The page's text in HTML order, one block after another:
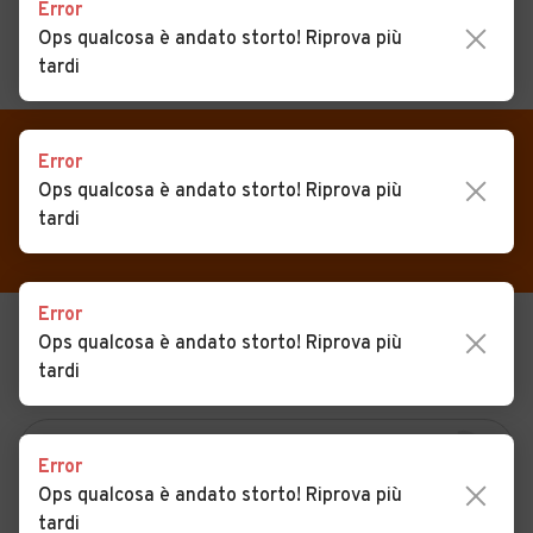
CERCA
Auto
Auto usate
Auto Km 0
Noleggio a lungo termine
Camper
VENDI
MAGAZINE
ACCEDI
Auto usate in vendita
USATO
NUOVO
Error
Ops qualcosa è andato storto! Riprova più
tardi
Error
Ops qualcosa è andato storto! Riprova più
tardi
Error
Ops qualcosa è andato storto! Riprova più
tardi
Error
Ops qualcosa è andato storto! Riprova più
tardi